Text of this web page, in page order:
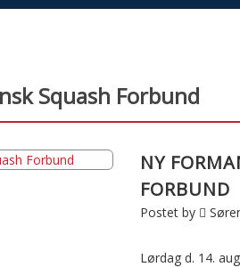
Squash Forbund
NY
FORBUND
Postet by
Lørdag d. 14.